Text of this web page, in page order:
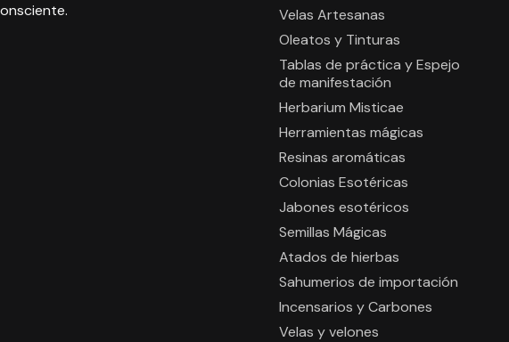
Velas Artesanas
Oleatos y Tinturas
Tablas de práctica y Espejo
de manifestación
Herbarium Misticae
Herramientas mágicas
Resinas aromáticas
Colonias Esotéricas
Jabones esotéricos
Semillas Mágicas
Atados de hierbas
Sahumerios de importación
Incensarios y Carbones
Velas y velones